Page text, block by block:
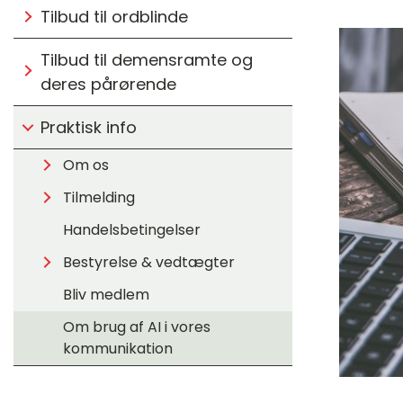
Tilbud til ordblinde
Tilbud til demensramte og
deres pårørende
Praktisk info
Om os
Tilmelding
Handelsbetingelser
Bestyrelse & vedtægter
Bliv medlem
Om brug af AI i vores
kommunikation